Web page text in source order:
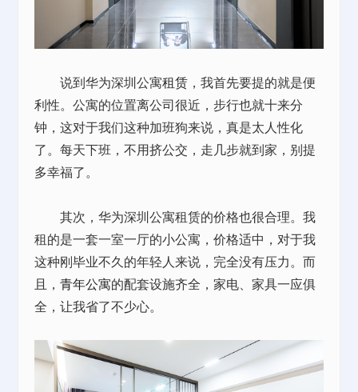
说到华为深圳公寓租赁 ，我首先要提的就是便
利性。公寓的位置离公司很近，步行也就十来分
钟，这对于我们这种加班狗来说，真是太人性化
了。每天下班，不用挤公交，走几步就到家，别提
多幸福了。
其次，华为深圳公寓租赁的价格也很合理。我
租的是一套一室一厅的小公寓，价格适中，对于我
这种刚毕业不久的年轻人来说，完全没有压力。而
且，青年公寓的配套设施齐全，家电、家具一应俱
全，让我省了不少心。